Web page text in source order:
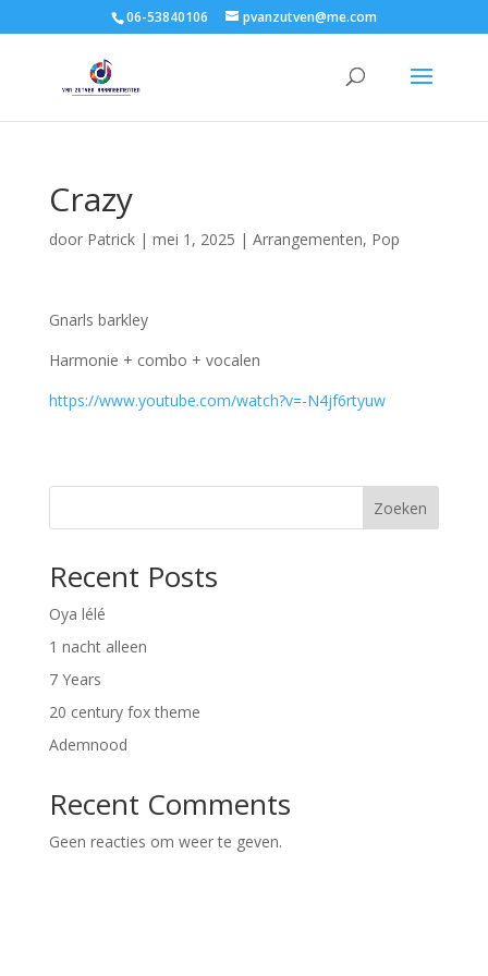
06-53840106 pvanzutven@me.com
Crazy
door Patrick| mei 1, 2025 | Arrangementen, Pop
Gnarls barkley
Harmonie + combo + vocalen
https://www.youtube.com/watch?v=-N4jf6rtyuw
Zoeken
Recent Posts
Oya lélé
1 nacht alleen
7 Years
20 century fox theme
Ademnood
Recent Comments
Geen reacties om weer te geven.